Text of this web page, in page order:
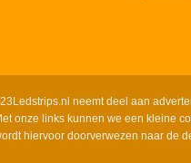
neemt deel aan
onze links kunnen we een kleine
hiervoor doorverwezen naar de